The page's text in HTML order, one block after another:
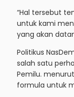
“Hal tersebut
untuk kami
yang akan
Politikus
salah satu
Pemilu.
formula untuk